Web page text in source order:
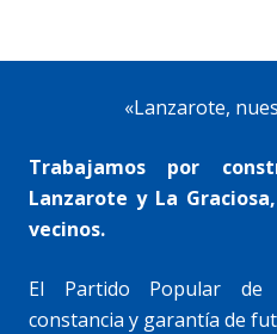
«Lanzarote,
Trabajamos por
Lanzarote y La
vecinos.
El Partido Popular de
constancia y garantía de